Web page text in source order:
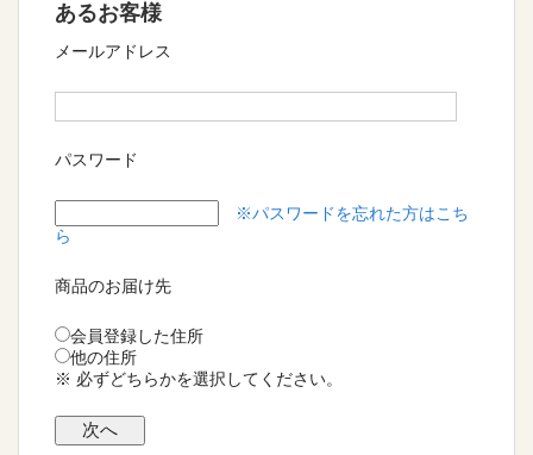
あるお客様
メールアドレス
パスワード
※パスワードを忘れた方はこち
ら
商品のお届け先
会員登録した住所
他の住所
※ 必ずどちらかを選択してください。